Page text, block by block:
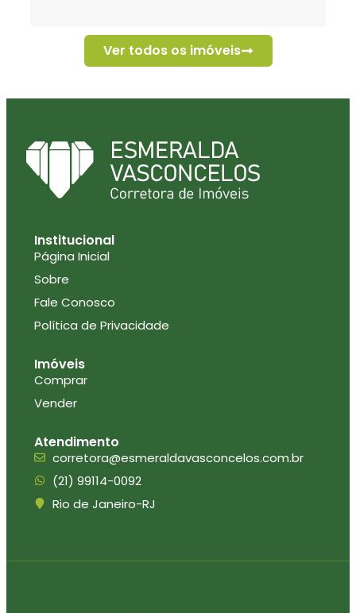
Ver todos os imóveis
Institucional
Página Inicial
Sobre
Fale Conosco
Política de Privacidade
Imóveis
Comprar
Vender
Atendimento
corretora@esmeraldavasconcelos.com.br
(21) 99114-0092
Rio de Janeiro-RJ